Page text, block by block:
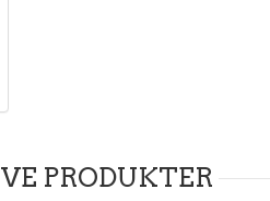
PRODUKTER